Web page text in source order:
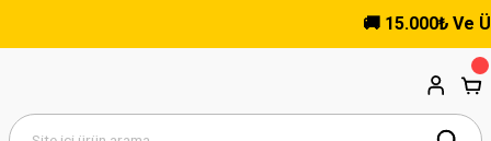
🚚 15.000₺ Ve